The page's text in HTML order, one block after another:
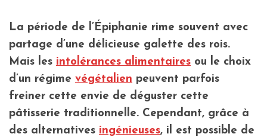
La période de l’Épiphanie rime souvent avec
partage d’une délicieuse galette des rois.
Mais les intolérances alimentaires ou le choix
d’un régime végétalien peuvent parfois
freiner cette envie de déguster cette
pâtisserie traditionnelle. Cependant, grâce à
des alternatives ingénieuses, il est possible de